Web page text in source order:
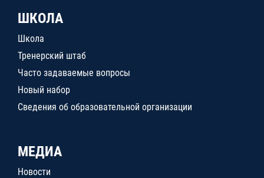
ШКОЛА
Школа
Тренерский штаб
Часто задаваемые вопросы
Новый набор
Сведения об образовательной организации
МЕДИА
Новости